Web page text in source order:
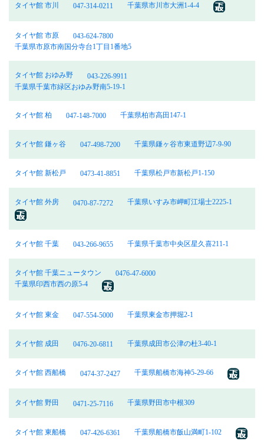
タイヤ館 市川 047-314-0211 千葉県市川市大洲1-4-4
タイヤ館 市原
043-624-7800
千葉県市原市南国分寺台1丁目1番地5
タイヤ館 おゆみ野
043-226-9911
千葉県千葉市緑区おゆみ野南5-19-1
タイヤ館 柏 047-148-7000 千葉県柏市高田147-1
タイヤ館 鎌ヶ谷 047-498-7200 千葉県鎌ヶ谷市東道野辺7-9-90
タイヤ館 新松戸 0473-41-8851 千葉県松戸市新松戸1-150
タイヤ館 外房 0470-87-7272 千葉県いすみ市岬町江場士2225-1
タイヤ館 千葉 043-266-9655 千葉県千葉市中央区星久喜211-1
タイヤ館 千葉ニュータウン
0476-47-6000
千葉県印西市西の原5-4
タイヤ館 東金 047-554-5000 千葉県東金市押堀2-1
タイヤ館 成田 0476-20-6811 千葉県成田市公津の杜3-40-1
タイヤ館 西船橋 0474-37-2427 千葉県船橋市海神5-29-66
タイヤ館 野田 0471-25-7116 千葉県野田市中根309
タイヤ館 東船橋 047-426-6361 千葉県船橋市飯山満町1-102